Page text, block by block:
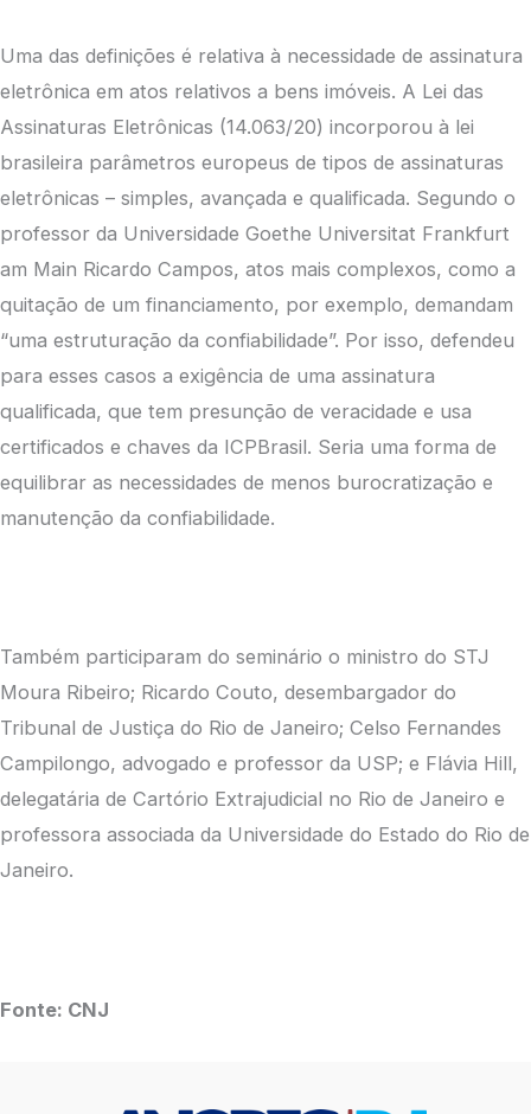
Uma das definições é relativa à necessidade de assinatura
eletrônica em atos relativos a bens imóveis. A Lei das
Assinaturas Eletrônicas (14.063/20) incorporou à lei
brasileira parâmetros europeus de tipos de assinaturas
eletrônicas – simples, avançada e qualificada. Segundo o
professor da Universidade Goethe Universitat Frankfurt
am Main Ricardo Campos, atos mais complexos, como a
quitação de um financiamento, por exemplo, demandam
“uma estruturação da confiabilidade”. Por isso, defendeu
para esses casos a exigência de uma assinatura
qualificada, que tem presunção de veracidade e usa
certificados e chaves da ICPBrasil. Seria uma forma de
equilibrar as necessidades de menos burocratização e
manutenção da confiabilidade.
Também participaram do seminário o ministro do STJ
Moura Ribeiro; Ricardo Couto, desembargador do
Tribunal de Justiça do Rio de Janeiro; Celso Fernandes
Campilongo, advogado e professor da USP; e Flávia Hill,
delegatária de Cartório Extrajudicial no Rio de Janeiro e
professora associada da Universidade do Estado do Rio de
Janeiro.
Fonte: CNJ